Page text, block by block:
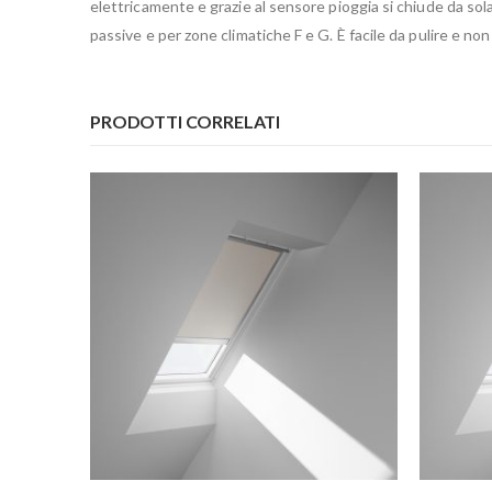
elettricamente e grazie al sensore pioggia si chiude da
passive e per zone climatiche F e G. È facile da pulire e
PRODOTTI CORRELATI